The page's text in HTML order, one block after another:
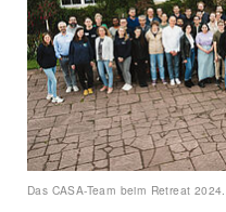
Das CASA-Team beim Retreat